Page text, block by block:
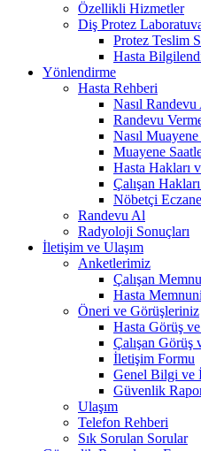
Özellikli Hizmetler
Diş Protez
Protez Teslim
Hasta
Yönlendirme
Hasta Rehberi
Nasıl Randevu
Randevu
Nasıl
Muayene
Hasta Hakları
Çalışan
Nöbetçi
Randevu Al
Radyoloji Sonuçları
İletişim ve Ulaşım
Anketlerimiz
Çalışan
Hasta
Öneri ve Görüşleriniz
Hasta Görüş
Çalışan Görüş
İletişim Formu
Genel Bilgi ve
Güvenlik
Ulaşım
Telefon Rehberi
Sık Sorulan Sorular